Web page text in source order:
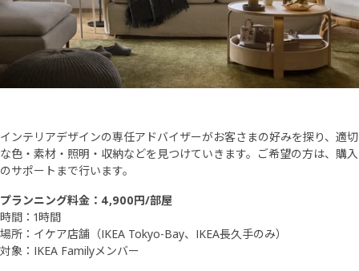
インテリアデザインの専任アドバイザーがお客さまの好みを探り、適切
な色・素材・照明・収納などを見つけていきます。ご希望の方は、購入
のサポートまで行います。
プランニング料金： 4,900円/部屋
時間：1時間
場所：イケア店舗（IKEA Tokyo-Bay、IKEA長久手のみ）
対象：IKEA Familyメンバー